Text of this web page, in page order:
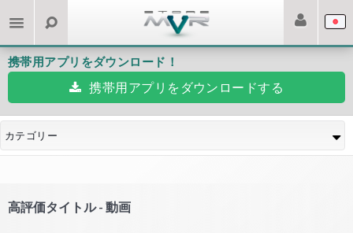
携帯用アプリをダウンロード！
携帯用アプリをダウンロードする
カテゴリー
高評価タイトル - 動画